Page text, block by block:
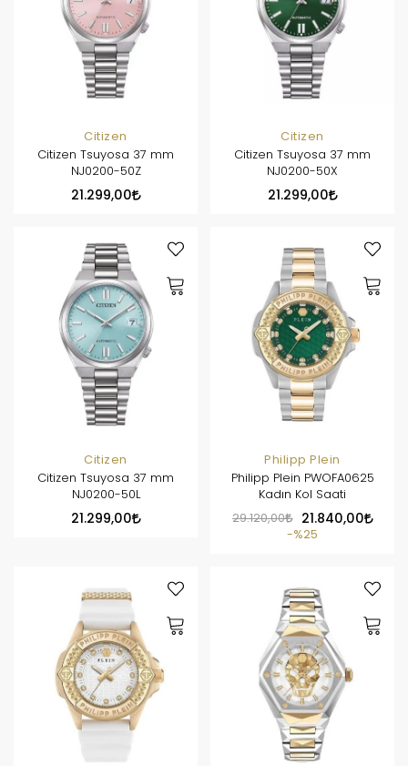
Citizen
Citizen Tsuyosa 37 mm
NJ0200-50Z
21.299,00
Citizen
Citizen Tsuyosa 37 mm
NJ0200-50X
21.299,00
Citizen
Citizen Tsuyosa 37 mm
NJ0200-50L
21.299,00
Philipp Plein
Philipp Plein PWOFA0625
Kadın Kol Saati
29.120,00
21.840,00
%25